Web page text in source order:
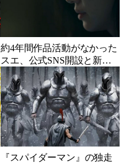
約4年間作品活動がなかった
スエ、公式SNS開設と新ビ
ジュアル公開で復帰説が急
浮上
『スパイダーマン』の独走